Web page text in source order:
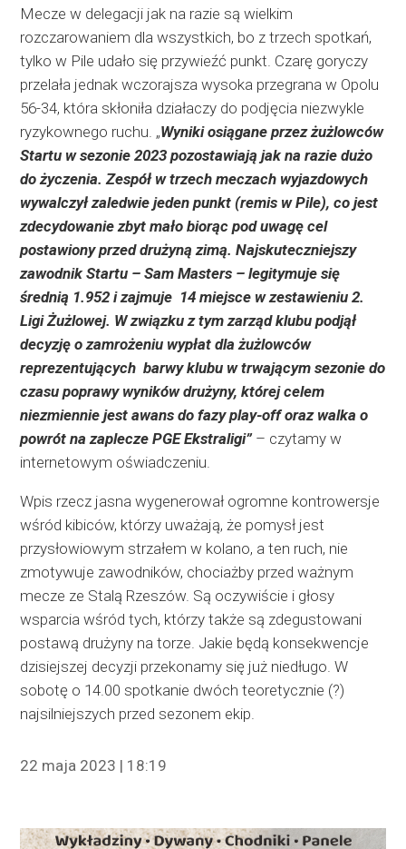
Mecze w delegacji jak na razie są wielkim
rozczarowaniem dla wszystkich, bo z trzech spotkań,
tylko w Pile udało się przywieźć punkt. Czarę goryczy
przelała jednak wczorajsza wysoka przegrana w Opolu
56-34, która skłoniła działaczy do podjęcia niezwykle
ryzykownego ruchu. „Wyniki osiągane przez żużlowców
Startu w sezonie 2023 pozostawiają jak na razie dużo
do życzenia. Zespół w trzech meczach wyjazdowych
wywalczył zaledwie jeden punkt (remis w Pile), co jest
zdecydowanie zbyt mało biorąc pod uwagę cel
postawiony przed drużyną zimą. Najskuteczniejszy
zawodnik Startu – Sam Masters – legitymuje się
średnią 1.952 i zajmuje 14 miejsce w zestawieniu 2.
Ligi Żużlowej. W związku z tym zarząd klubu podjął
decyzję o zamrożeniu wypłat dla żużlowców
reprezentujących barwy klubu w trwającym sezonie do
czasu poprawy wyników drużyny, której celem
niezmiennie jest awans do fazy play-off oraz walka o
powrót na zaplecze PGE Ekstraligi”– czytamy w
internetowym oświadczeniu.
Wpis rzecz jasna wygenerował ogromne kontrowersje
wśród kibiców, którzy uważają, że pomysł jest
przysłowiowym strzałem w kolano, a ten ruch, nie
zmotywuje zawodników, chociażby przed ważnym
mecze ze Stalą Rzeszów. Są oczywiście i głosy
wsparcia wśród tych, którzy także są zdegustowani
postawą drużyny na torze. Jakie będą konsekwencje
dzisiejszej decyzji przekonamy się już niedługo. W
sobotę o 14.00 spotkanie dwóch teoretycznie (?)
najsilniejszych przed sezonem ekip.
22 maja 2023 | 18:19